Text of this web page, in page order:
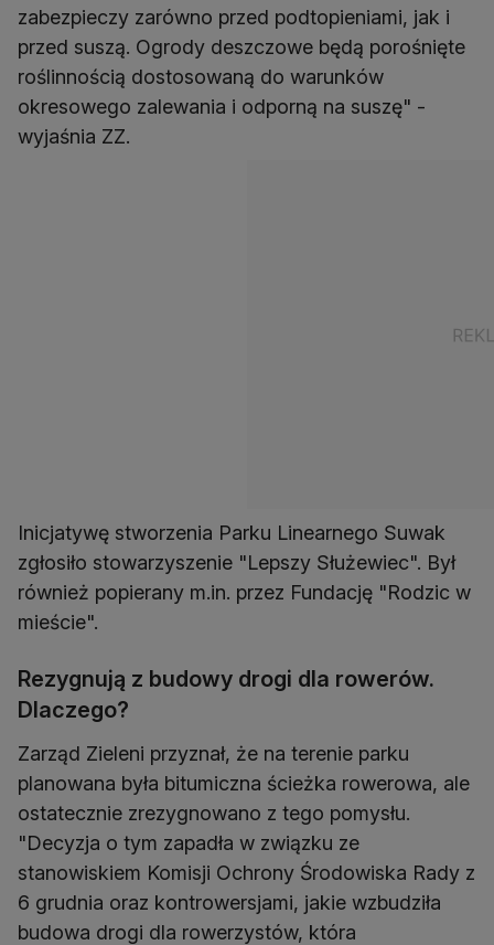
zabezpieczy zarówno przed podtopieniami, jak i
przed suszą. Ogrody deszczowe będą porośnięte
roślinnością dostosowaną do warunków
okresowego zalewania i odporną na suszę" -
wyjaśnia ZZ.
Inicjatywę stworzenia Parku Linearnego Suwak
zgłosiło stowarzyszenie "Lepszy Służewiec". Był
również popierany m.in. przez Fundację "Rodzic w
mieście".
Rezygnują z budowy drogi dla rowerów.
Dlaczego?
Zarząd Zieleni przyznał, że na terenie parku
planowana była bitumiczna ścieżka rowerowa, ale
ostatecznie zrezygnowano z tego pomysłu.
"Decyzja o tym zapadła w związku ze
stanowiskiem Komisji Ochrony Środowiska Rady z
6 grudnia oraz kontrowersjami, jakie wzbudziła
budowa drogi dla rowerzystów, która